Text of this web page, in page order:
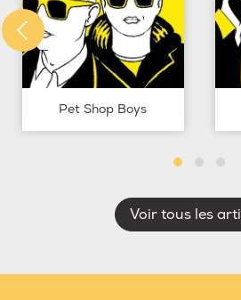
Pet Shop Boys
Voir tous les